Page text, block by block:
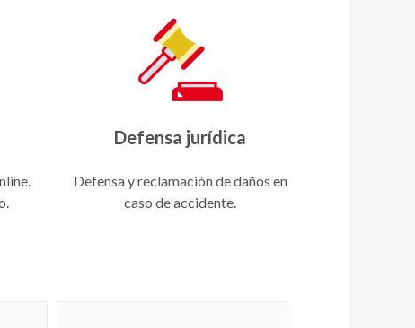
Defensa jurídica
Defensa y reclamación de daños en
caso de accidente.